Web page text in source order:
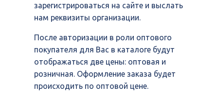
зарегистрироваться на сайте и выслать
нам реквизиты организации.
После авторизации в роли оптового
покупателя для Вас в каталоге будут
отображаться две цены: оптовая и
розничная. Оформление заказа будет
происходить по оптовой цене.